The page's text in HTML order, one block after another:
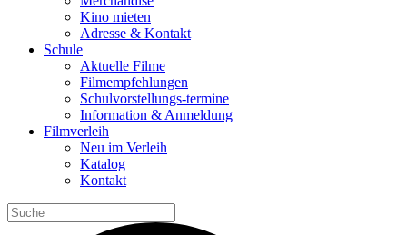
Kino mieten
Adresse & Kontakt
Schule
Aktuelle Filme
Filmempfehlungen
Schulvorstellungs-termine
Information & Anmeldung
Filmverleih
Neu im Verleih
Katalog
Kontakt
Search
for: